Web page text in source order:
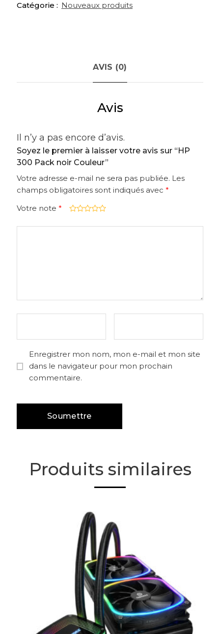
Catégorie : Nouveaux produits
AVIS (0)
Avis
Il n’y a pas encore d’avis.
Soyez le premier à laisser votre avis sur “HP
300 Pack noir Couleur”
Votre adresse e-mail ne sera pas publiée. Les
champs obligatoires sont indiqués avec *
Votre note *
Enregistrer mon nom, mon e-mail et mon site
dans le navigateur pour mon prochain
commentaire.
Produits similaires